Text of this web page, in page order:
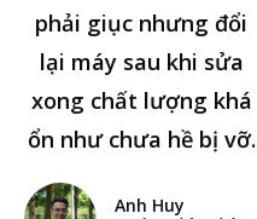
phải giục nhưng đổi
lại máy sau khi sửa
xong chất lượng khá
ổn như chưa hề bị vỡ.
Anh Huy